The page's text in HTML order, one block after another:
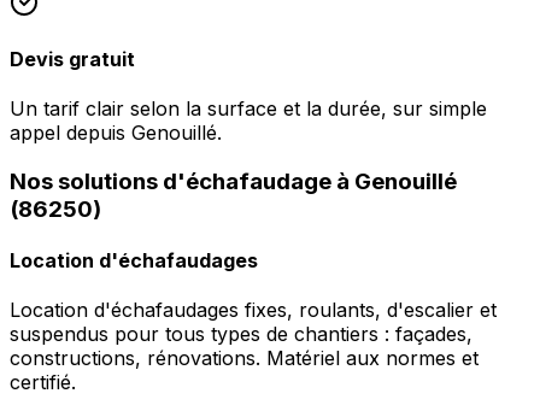
Devis gratuit
Un tarif clair selon la surface et la durée, sur simple
appel depuis Genouillé.
Nos solutions d'échafaudage à Genouillé
(86250)
Location d'échafaudages
Location d'échafaudages fixes, roulants, d'escalier et
suspendus pour tous types de chantiers : façades,
constructions, rénovations. Matériel aux normes et
certifié.